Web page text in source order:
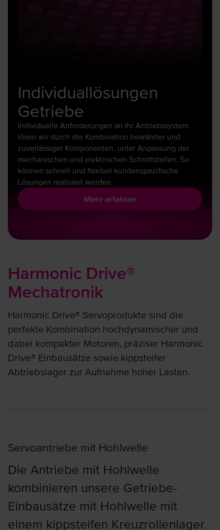
Individuallösungen
Getriebe
Individuelle Anforderungen an Ihr Antriebssystem
lösen wir durch die Kombination bewährter und
zuverlässiger Komponenten, unter Anpassung der
mechanischen und elektrischen Schnittstellen. So
können schnell und flexibel kundenspezifische
Lösungen realisiert werden.
Mehr erfahren
Harmonic Drive®
Mechatronik
Harmonic Drive® Servoprodukte sind die
perfekte Kombination hochdynamischer und
dabei kompakter Motoren, präziser Harmonic
Drive® Einbausätze sowie kippsteifer
Abtriebslager zur Aufnahme hoher Lasten.
Servoantriebe mit Hohlwelle
Die Antriebe mit Hohlwelle
kombinieren unsere Getriebe-
Einbausätze mit Hohlwelle mit
einem kippsteifen Kreuzrollenlager